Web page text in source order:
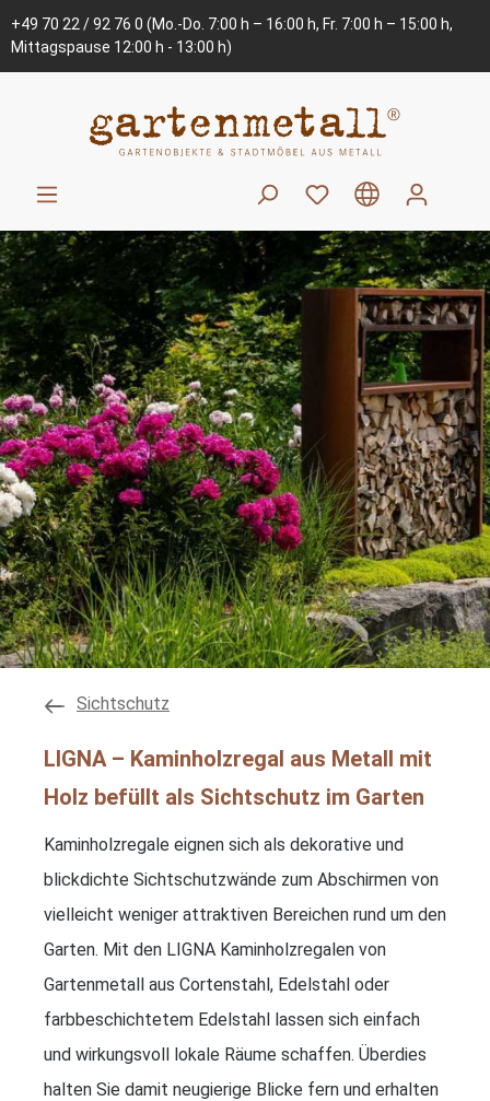
+49 70 22 / 92 76 0 (Mo.-Do. 7:00 h – 16:00 h, Fr. 7:00 h – 15:00 h,
Mittagspause 12:00 h - 13:00 h)
Sichtschutz
LIGNA – Kaminholzregal aus Metall mit
Holz befüllt als Sichtschutz im Garten
Kaminholzregale eignen sich als dekorative und
blickdichte Sichtschutzwände zum Abschirmen von
vielleicht weniger attraktiven Bereichen rund um den
Garten. Mit den LIGNA Kaminholzregalen von
Gartenmetall aus Cortenstahl, Edelstahl oder
farbbeschichtetem Edelstahl lassen sich einfach
und wirkungsvoll lokale Räume schaffen. Überdies
halten Sie damit neugierige Blicke fern und erhalten